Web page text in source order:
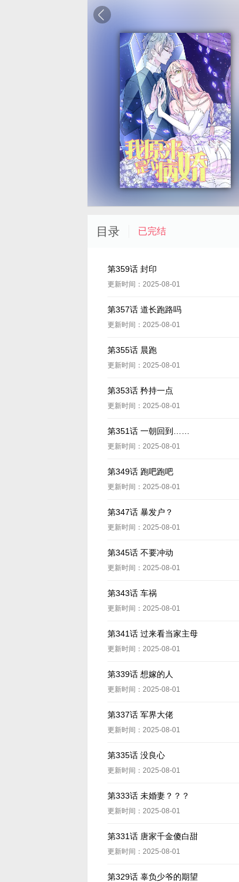
目录 已完结
第359话 封印
更新时间：2025-08-01
第357话 道长跑路吗
更新时间：2025-08-01
第355话 晨跑
更新时间：2025-08-01
第353话 矜持一点
更新时间：2025-08-01
第351话 一朝回到……
更新时间：2025-08-01
第349话 跑吧跑吧
更新时间：2025-08-01
第347话 暴发户？
更新时间：2025-08-01
第345话 不要冲动
更新时间：2025-08-01
第343话 车祸
更新时间：2025-08-01
第341话 过来看当家主母
更新时间：2025-08-01
第339话 想嫁的人
更新时间：2025-08-01
第337话 军界大佬
更新时间：2025-08-01
第335话 没良心
更新时间：2025-08-01
第333话 未婚妻？？？
更新时间：2025-08-01
第331话 唐家千金傻白甜
更新时间：2025-08-01
第329话 辜负少爷的期望